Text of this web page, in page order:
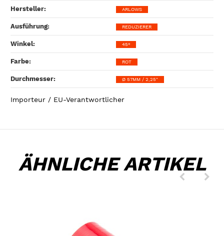
Hersteller‍: ARLOWS
Ausführung‍: REDUZIERER
Winkel‍: 45°
Farbe‍: ROT
Durchmesser‍: Ø 57MM / 2,25"
Importeur / EU-Verantwortlicher
ÄHNLICHE ARTIKEL